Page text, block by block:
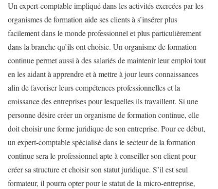
Un expert-comptable impliqué dans les activités exercées par les
organismes de formation aide ses clients à s’insérer plus
facilement dans le monde professionnel et plus particulièrement
dans la branche qu’ils ont choisie. Un organisme de formation
continue permet aussi à des salariés de maintenir leur emploi tout
en les aidant à apprendre et à mettre à jour leurs connaissances
afin de favoriser leurs compétences professionnelles et la
croissance des entreprises pour lesquelles ils travaillent. Si une
personne désire créer un organisme de formation continue, elle
doit choisir une forme juridique de son entreprise. Pour ce début,
un expert-comptable spécialisé dans le secteur de la formation
continue sera le professionnel apte à conseiller son client pour
créer sa structure et choisir son statut juridique. S’il est seul
formateur, il pourra opter pour le statut de la micro-entreprise,